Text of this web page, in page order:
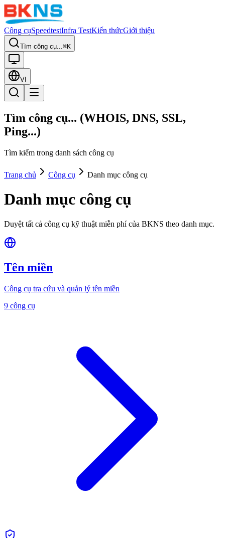
Công cụSpeedtestInfra TestKiến thứcGiới thiệu
Tìm công cụ...⌘K
VI
Tìm công cụ... (WHOIS, DNS, SSL,
Ping...)
Tìm kiếm trong danh sách công cụ
Trang chủ Công cụ Danh mục công cụ
Danh mục công cụ
Duyệt tất cả công cụ kỹ thuật miễn phí của BKNS theo danh mục.
Tên miền
Công cụ tra cứu và quản lý tên miền
9 công cụ